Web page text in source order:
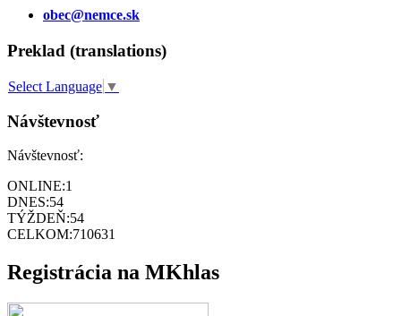
obec@nemce.sk
Preklad (translations)
Select Language ▼
Návštevnosť
Návštevnosť:
ONLINE:1
DNES:54
TÝŽDEŇ:54
CELKOM:710631
Registrácia na MKhlas